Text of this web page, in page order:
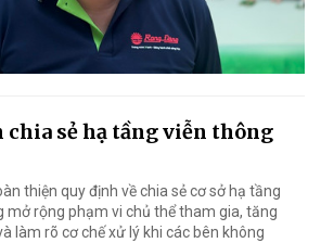
chia sẻ hạ tầng viễn thông
thiện quy định về chia sẻ cơ sở hạ tầng
mở rộng phạm vi chủ thể tham gia, tăng
làm rõ cơ chế xử lý khi các bên không